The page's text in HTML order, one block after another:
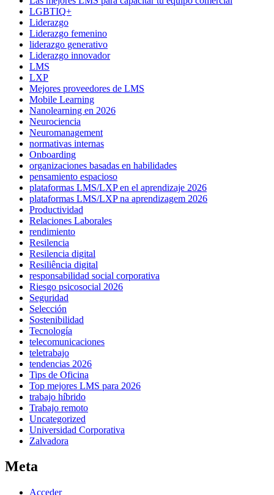
LGBTIQ+
Liderazgo
Liderazgo femenino
liderazgo generativo
Liderazgo innovador
LMS
LXP
Mejores proveedores de LMS
Mobile Learning
Nanolearning en 2026
Neurociencia
Neuromanagement
normativas internas
Onboarding
organizaciones basadas en habilidades
pensamiento espacioso
plataformas LMS/LXP en el aprendizaje 2026
plataformas LMS/LXP na aprendizagem 2026
Productividad
Relaciones Laborales
rendimiento
Resilencia
Resilencia digital
Resiliência digital
responsabilidad social corporativa
Riesgo psicosocial 2026
Seguridad
Selección
Sostenibilidad
Tecnología
telecomunicaciones
teletrabajo
tendencias 2026
Tips de Oficina
Top mejores LMS para 2026
trabajo híbrido
Trabajo remoto
Uncategorized
Universidad Corporativa
Zalvadora
Meta
Acceder